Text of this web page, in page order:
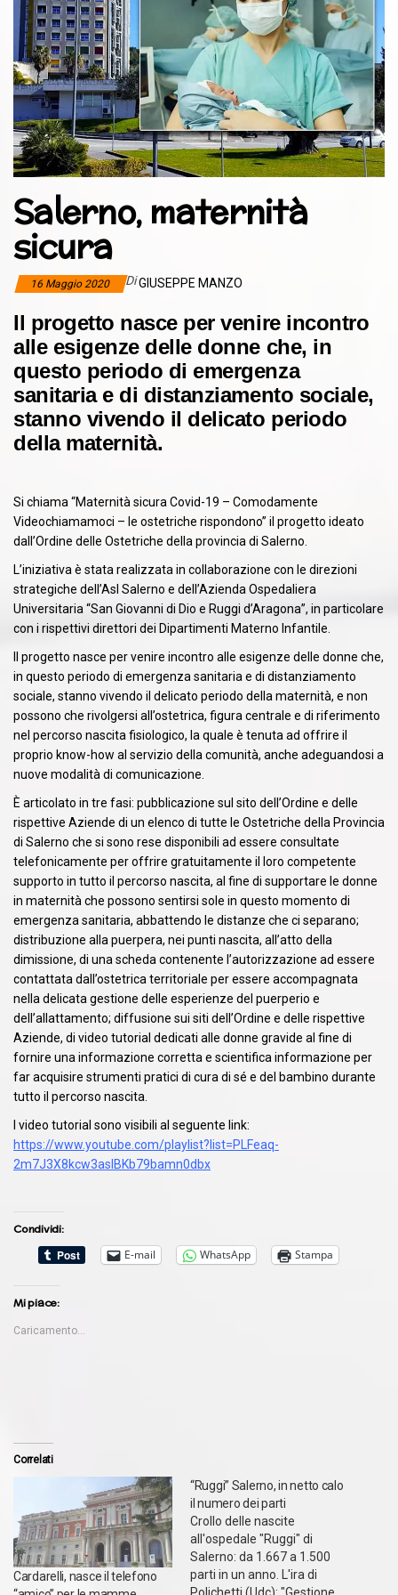
Salerno, maternità
sicura
16 Maggio 2020 DiGIUSEPPE MANZO
Il progetto nasce per venire incontro
alle esigenze delle donne che, in
questo periodo di emergenza
sanitaria e di distanziamento sociale,
stanno vivendo il delicato periodo
della maternità.
Si chiama “Maternità sicura Covid-19 – Comodamente
Videochiamamoci – le ostetriche rispondono” il progetto ideato
dall’Ordine delle Ostetriche della provincia di Salerno.
L’iniziativa è stata realizzata in collaborazione con le direzioni
strategiche dell’Asl Salerno e dell’Azienda Ospedaliera
Universitaria “San Giovanni di Dio e Ruggi d’Aragona”, in particolare
con i rispettivi direttori dei Dipartimenti Materno Infantile.
Il progetto nasce per venire incontro alle esigenze delle donne che,
in questo periodo di emergenza sanitaria e di distanziamento
sociale, stanno vivendo il delicato periodo della maternità, e non
possono che rivolgersi all’ostetrica, figura centrale e di riferimento
nel percorso nascita fisiologico, la quale è tenuta ad offrire il
proprio know-how al servizio della comunità, anche adeguandosi a
nuove modalità di comunicazione.
È articolato in tre fasi: pubblicazione sul sito dell’Ordine e delle
rispettive Aziende di un elenco di tutte le Ostetriche della Provincia
di Salerno che si sono rese disponibili ad essere consultate
telefonicamente per offrire gratuitamente il loro competente
supporto in tutto il percorso nascita, al fine di supportare le donne
in maternità che possono sentirsi sole in questo momento di
emergenza sanitaria, abbattendo le distanze che ci separano;
distribuzione alla puerpera, nei punti nascita, all’atto della
dimissione, di una scheda contenente l’autorizzazione ad essere
contattata dall’ostetrica territoriale per essere accompagnata
nella delicata gestione delle esperienze del puerperio e
dell’allattamento; diffusione sui siti dell’Ordine e delle rispettive
Aziende, di video tutorial dedicati alle donne gravide al fine di
fornire una informazione corretta e scientifica informazione per
far acquisire strumenti pratici di cura di sé e del bambino durante
tutto il percorso nascita.
I video tutorial sono visibili al seguente link:
https://www.youtube.com/playlist?list=PLFeaq-
2m7J3X8kcw3aslBKb79bamn0dbx
Condividi:
E-mail
WhatsApp Stampa
Mi piace:
Caricamento...
Correlati
Cardarelli, nasce il telefono
“Ruggi” Salerno, in netto calo
il numero dei parti
Crollo delle nascite
all'ospedale "Ruggi" di
Salerno: da 1.667 a 1.500
parti in un anno. L'ira di
Polichetti (Udc): "Gestione